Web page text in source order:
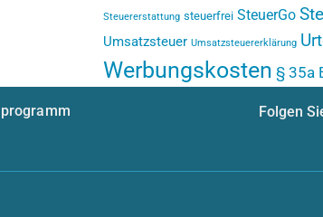
Steuererstattung steuerfrei SteuerGo
Umsatzsteuer Umsatzsteuererklärung
Werbungskosten § 35a
Folgen